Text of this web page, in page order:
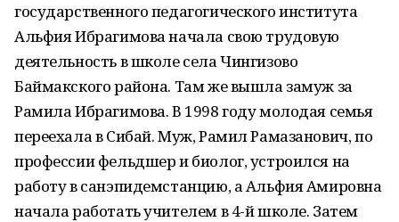
государственного педагогического института
Альфия Ибрагимова начала свою трудовую
деятельность в школе села Чингизово
Баймакского района. Там же вышла замуж за
Рамила Ибрагимова. В 1998 году молодая семья
переехала в Сибай. Муж, Рамил Рамазанович, по
профессии фельдшер и биолог, устроился на
работу в санэпидемстанцию, а Альфия Амировна
начала работать учителем в 4-й школе. Затем